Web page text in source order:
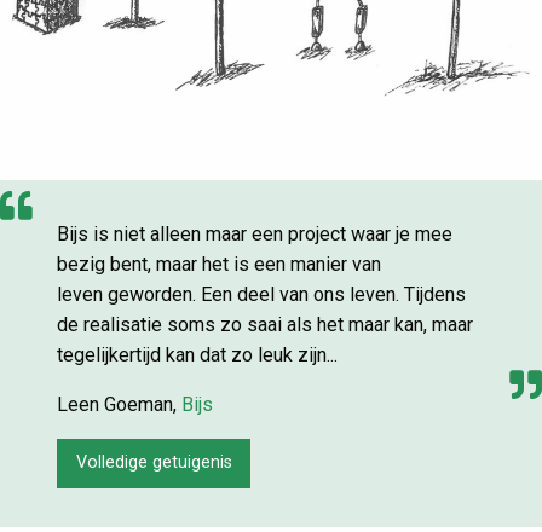
Bijs is niet alleen maar een project waar je mee
bezig bent, maar het is een manier van
leven geworden. Een deel van ons leven. Tijdens
de realisatie soms zo saai als het maar kan, maar
tegelijkertijd kan dat zo leuk zijn...
Leen Goeman, Bijs
Volledige getuigenis